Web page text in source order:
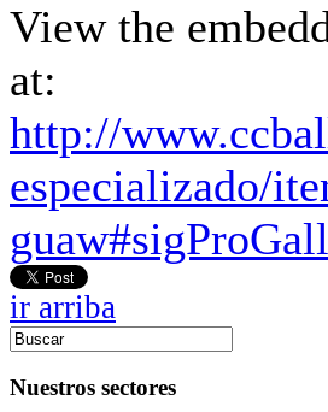
View the
at:
http://
especializado/
ir arriba
Nuestros sectores